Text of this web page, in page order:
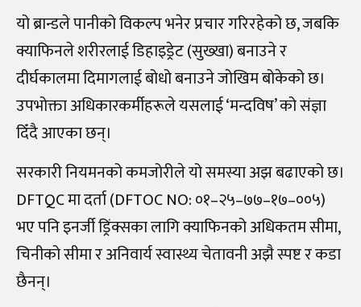
यो ब्रान्डले पानीको विकल्प भनेर प्रचार गरिरहेको छ, जबकि
क्याफिनले शरीरलाई डिहाइड्रेट (सुख्खा) बनाउने र
दीर्घकालमा दिमागलाई बोधो बनाउने जोखिम बोकेको छ।
उपभोक्ता अधिकारकर्मीहरूले यसलाई ‘मन्दविष’ को संज्ञा
दिँदै आएका छन्।
सरकारी नियमनको कमजोरीले यो समस्या अझ बढाएको छ।
DFTQC मा दर्ता (DFTOC NO: ०१–२५–७७–१७–००५)
भए पनि इनर्जी ड्रिंक्सका लागि क्याफिनको अधिकतम सीमा,
चिनीको सीमा र अनिवार्य स्वास्थ्य चेतावनी अझै स्पष्ट र कडा
छैनन्।